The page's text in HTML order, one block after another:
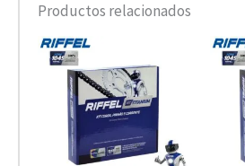
Productos relacionados